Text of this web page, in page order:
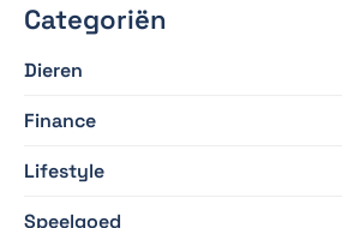
Categoriën
Dieren
Finance
Lifestyle
Speelgoed